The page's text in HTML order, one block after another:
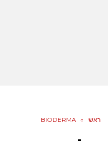
ראשי »
BIODERMA